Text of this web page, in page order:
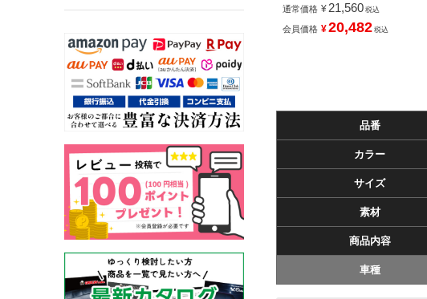
ローレル
セフィーロ
通常価格 ¥21,560 税込
会員価格 ¥20,482 税込
品番
カラー
サイズ
素材
商品内容
車種